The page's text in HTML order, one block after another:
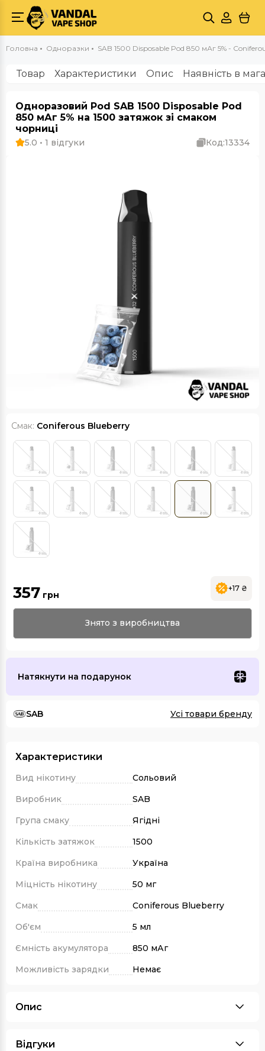
Головна Одноразки SAB 1500 Disposable Pod 850 мАг 5% -
Товар Характеристики Опис Наявність в
Одноразовий Pod SAB 1500 Disposable Pod
850 мАг 5% на 1500 затяжок зі смаком
чорниці
5.0 • 1 відгуки Код:13334
Смак: Coniferous Blueberry
357 грн
+17 ₴
Знято з виробництва
Натякнути на подарунок
SAB Усі товари бренду
Характеристики
Вид нікотину
Сольовий
Виробник
SAB
Група смаку
Ягідні
Кількість затяжок
1500
Країна виробника
Україна
Міцність нікотину
50 мг
Смак
Coniferous Blueberry
Об'єм
5 мл
Ємність акумулятора
850 мАг
Можливість зарядки
Немає
Опис
Відгуки